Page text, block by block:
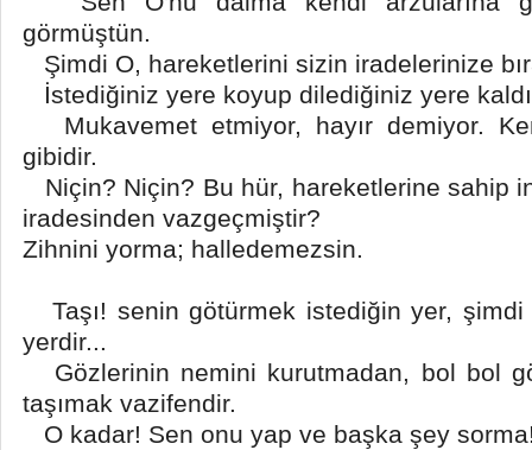
görmüştün.
Şimdi O, hareketlerini sizin iradelerinize
İstediğiniz yere koyup dilediğiniz yere
Mukavemet etmiyor, hayır demiyor.
gibidir.
Niçin? Niçin? Bu hür, hareketlerine sahip
iradesinden vazgeçmiştir?
Zihnini yorma; halledemezsin.
Taşı! senin götürmek istediğin yer,
yerdir...
Gözlerinin nemini kurutmadan, bol bol
taşımak vazifendir.
O kadar! Sen onu yap ve başka şey